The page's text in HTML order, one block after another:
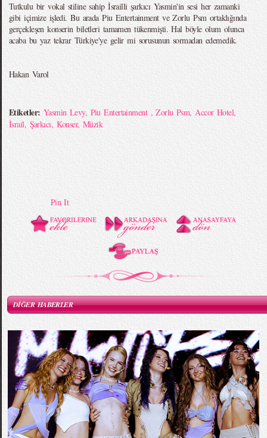
Tutkulu bir vokal stiline sahip İsrailli şarkıcı Yasmin'in sesi her zamanki
gibi içimize işledi. Bu arada Piu Entertainment ve Zorlu Psm ortaklığında
gerçekleşen konserin biletleri tamamen tükenmişti. Hal böyle olum olunca
acaba bu yaz tekrar Türkiye'ye gelir mi sorusunun sormadan edemedik.
Hakan Varol
Etiketler: Yasmin Levy, Piu Entertainment ,Zorlu Psm,Accor Hotel,
İsrail, Şarkıcı, Konser,Müzik
Pin It
DİĞER HABERLER